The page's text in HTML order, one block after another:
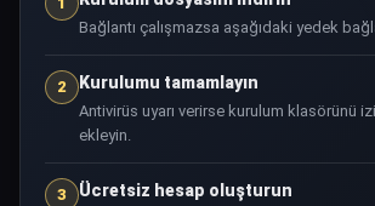
Bağlantı çalışmazsa aşağıdaki yedek
2 Kurulumu tamamlayın
Antivirüs uyarı verirse kurulum klasörünü
ekleyin.
3 Ücretsiz hesap oluşturun